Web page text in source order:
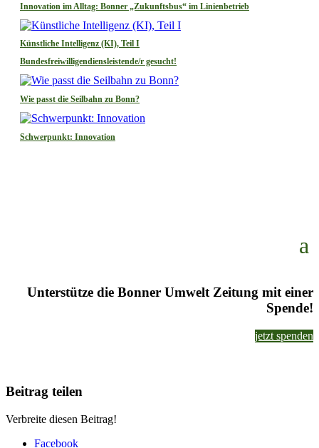
Innovation im Alltag: Bonner „Zukunftsbus“ im Linienbetrieb
Künstliche Intelligenz (KI), Teil I
Bundesfreiwilligendiensleistende/r gesucht!
Wie passt die Seilbahn zu Bonn?
Schwerpunkt: Innovation
Unterstütze die Bonner Umwelt Zeitung mit einer
Spende!
jetzt spenden
Beitrag teilen
Verbreite diesen Beitrag!
Facebook